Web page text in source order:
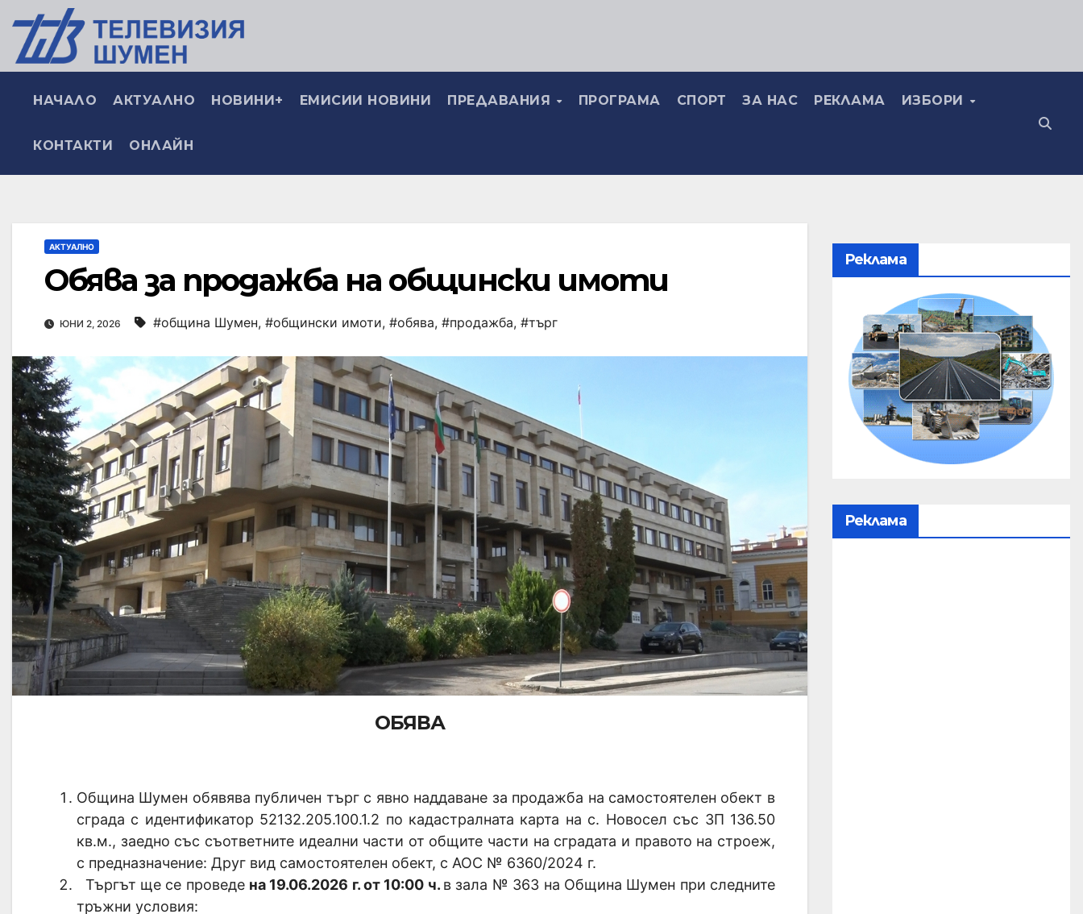
НАЧАЛО АКТУАЛНО НОВИНИ+ ЕМИСИИ НОВИНИ ПРЕДАВАНИЯ ПРОГРАМА СПОРТ ЗА НАС РЕКЛАМА ИЗБОРИ
КОНТАКТИ ОНЛАЙН
АКТУАЛНО
Обява за продажба на общински имоти
ЮНИ 2, 2026 #община Шумен, #общински имоти, #обява, #продажба, #търг
ОБЯВА
Община Шумен обявява публичен търг с явно наддаване за продажба на самостоятелен обект в
сграда с идентификатор 52132.205.100.1.2 по кадастралната карта на с. Новосел със ЗП 136.50
кв.м., заедно със съответните идеални части от общите части на сградата и правото на строеж,
с предназначение: Друг вид самостоятелен обект, с АОС № 6360/2024 г.
Търгът ще се проведе на 19.06.2026 г. от 10:00 ч. в зала № 363 на Община Шумен при следните
тръжни условия:
Реклама
Реклама